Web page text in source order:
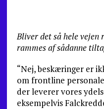
Bliver det så hele
rammes af sådanne
“Nej, beskæringer er
om frontline
der leverer vores
eksempelvis